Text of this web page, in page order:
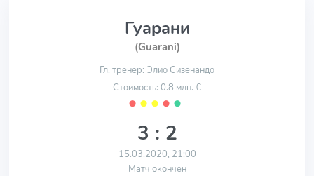
Гуарани
(Guarani)
Гл. тренер: Элио Сизенандо
Стоимость: 0.8 млн. €
⬤ ⬤ ⬤ ⬤ ⬤
3 : 2
15.03.2020, 21:00
Матч окончен